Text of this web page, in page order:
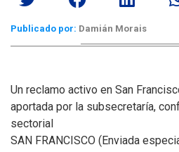
Publicado por: Damián Morais
Un reclamo activo en San
aportada por la subsecretaría,
sectorial
SAN FRANCISCO (Enviada